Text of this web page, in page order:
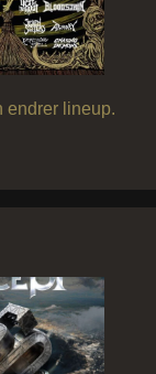
endrer lineup.